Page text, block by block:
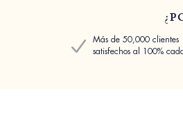
Más de 50,000 clientes
satisfechos al 100%